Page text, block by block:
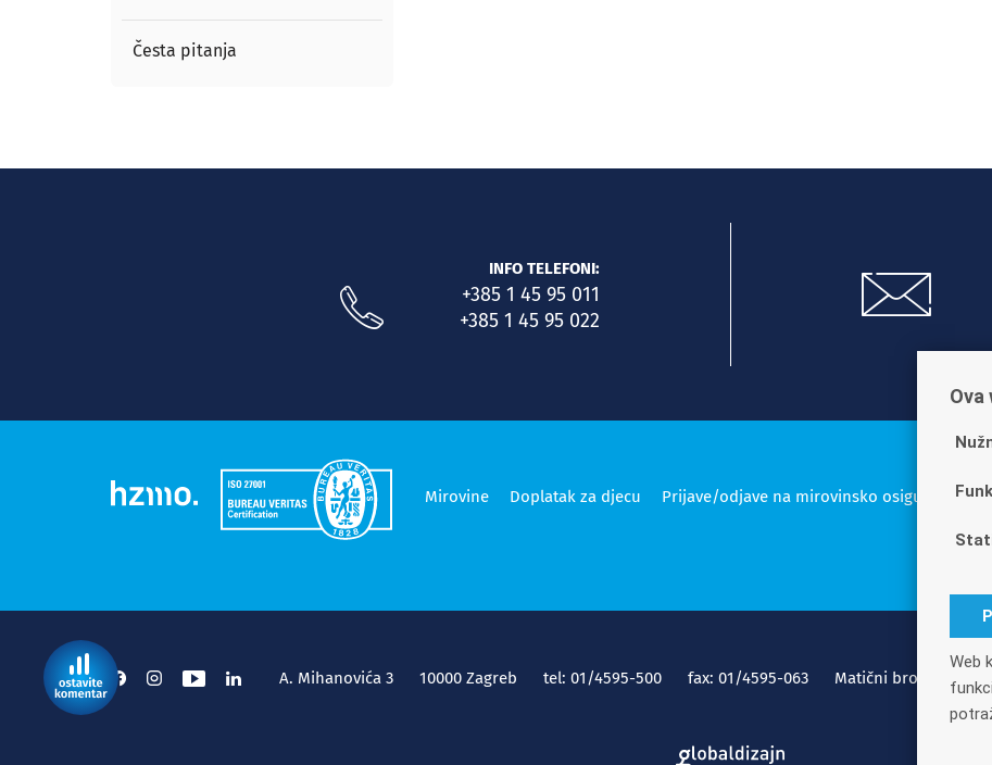
Česta pitanja
INFO TELEFONI:
+385 1 45 95 011
+385 1 45 95 022
Mirovine Doplatak za djecu Prijave/odjave na mirovinsko osiguranje
A. Mihanovića 3 10000 Zagreb tel: 01/4595-500 fax: 01/4595-063 Matični broj: 1416626
Web